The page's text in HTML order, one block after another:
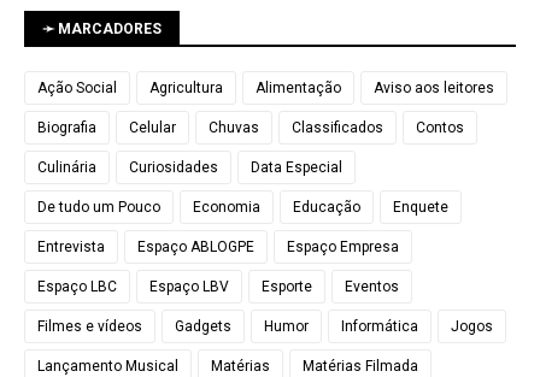
➛ MARCADORES
Ação Social Agricultura Alimentação Aviso aos leitores
Biografia Celular Chuvas Classificados Contos
Culinária Curiosidades Data Especial
De tudo um Pouco Economia Educação Enquete
Entrevista Espaço ABLOGPE Espaço Empresa
Espaço LBC Espaço LBV Esporte Eventos
Filmes e vídeos Gadgets Humor Informática Jogos
Lançamento Musical Matérias Matérias Filmada